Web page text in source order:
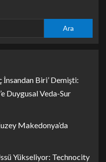
Ara
İnsandan Biri’ Demişti:
Duygusal Veda-Sur
Makedonya’da
Yükseliyor: Technocity